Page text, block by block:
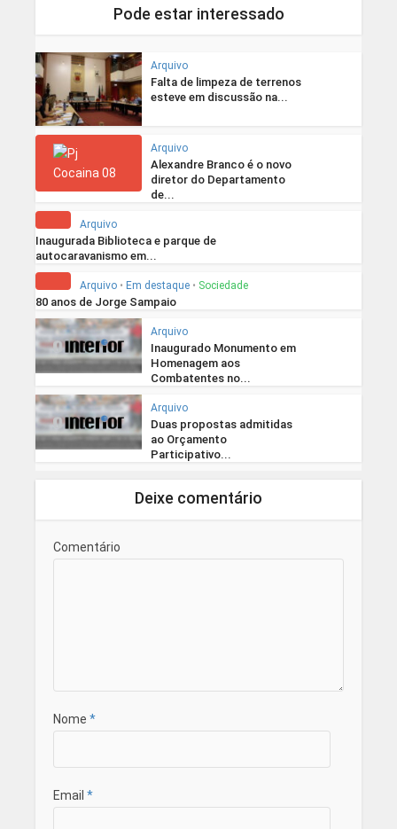
Pode estar interessado
Arquivo
Falta de limpeza de terrenos
esteve em discussão na...
Arquivo
Alexandre Branco é o novo
diretor do Departamento
de...
Arquivo
Inaugurada Biblioteca e parque de
autocaravanismo em...
Arquivo • Em destaque • Sociedade
80 anos de Jorge Sampaio
Arquivo
Inaugurado Monumento em
Homenagem aos
Combatentes no...
Arquivo
Duas propostas admitidas
ao Orçamento
Participativo...
Deixe comentário
Comentário
Nome *
Email *